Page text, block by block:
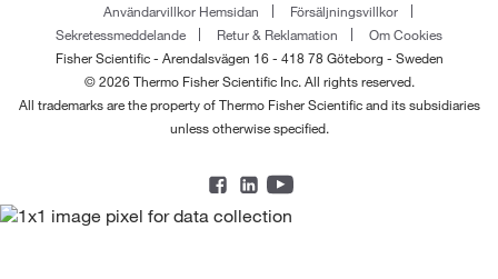
Användarvillkor Hemsidan
Försäljningsvillkor
Sekretessmeddelande
Retur & Reklamation
Om Cookies
Fisher Scientific - Arendalsvägen 16 - 418 78 Göteborg - Sweden
© 2026 Thermo Fisher Scientific Inc. All rights reserved.
All trademarks are the property of Thermo Fisher Scientific and its subsidiaries
unless otherwise specified.